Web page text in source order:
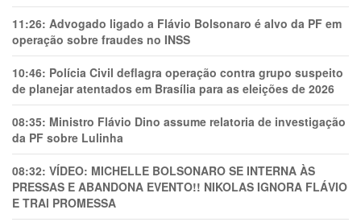
11:26: Advogado ligado a Flávio Bolsonaro é alvo da PF em
operação sobre fraudes no INSS
10:46: Polícia Civil deflagra operação contra grupo suspeito
de planejar atentados em Brasília para as eleições de 2026
08:35: Ministro Flávio Dino assume relatoria de investigação
da PF sobre Lulinha
08:32: VÍDEO: MICHELLE BOLSONARO SE INTERNA ÀS
PRESSAS E ABANDONA EVENTO!! NIKOLAS IGNORA FLÁVIO
E TRAl PROMESSA